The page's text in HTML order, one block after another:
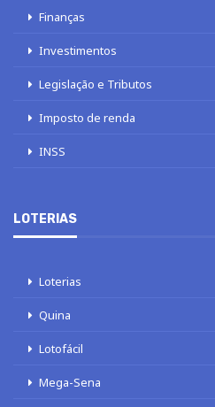
Finanças
Investimentos
Legislação e Tributos
Imposto de renda
INSS
LOTERIAS
Loterias
Quina
Lotofácil
Mega-Sena